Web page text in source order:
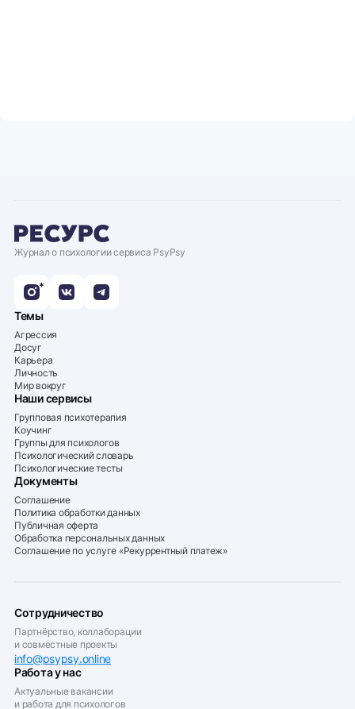
Журнал о психологии сервиса PsyPsy
*
Темы
Агрессия
Досуг
Карьера
Личность
Мир вокруг
Наши сервисы
Групповая психотерапия
Коучинг
Группы для психологов
Психологический словарь
Психологические тесты
Документы
Соглашение
Политика обработки данных
Публичная оферта
Обработка персональных данных
Соглашение по услуге «Рекуррентный платеж»
Сотрудничество
Партнёрство, коллаборации
и совместные проекты
info@psypsy.online
Работа у нас
Актуальные вакансии
и работа для психологов